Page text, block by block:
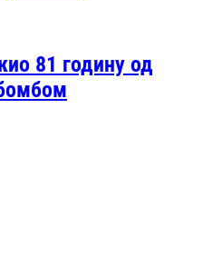
81 годину од